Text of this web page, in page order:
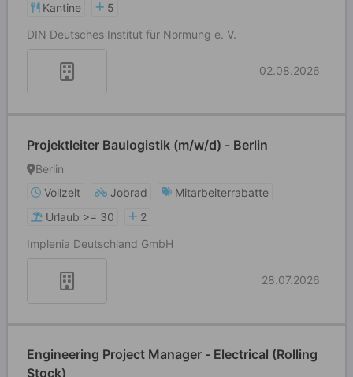
Kantine
5
DIN Deutsches Institut für Normung e. V.
02.08.2026
Projektleiter Baulogistik (m/w/d) - Berlin
Berlin
Vollzeit
Jobrad
Mitarbeiterrabatte
Urlaub >= 30
2
Implenia Deutschland GmbH
28.07.2026
Engineering Project Manager - Electrical (Rolling
Stock)